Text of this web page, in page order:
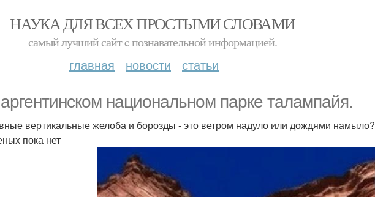
НАУКА ДЛЯ ВСЕХ ПРОСТЫМИ СЛОВАМИ
самый лучший сайт c познавательной информацией.
главная новости статьи
национальном парке талампайя.
вертикальные желоба и борозды - это ветром надуло или дождями
пока нет